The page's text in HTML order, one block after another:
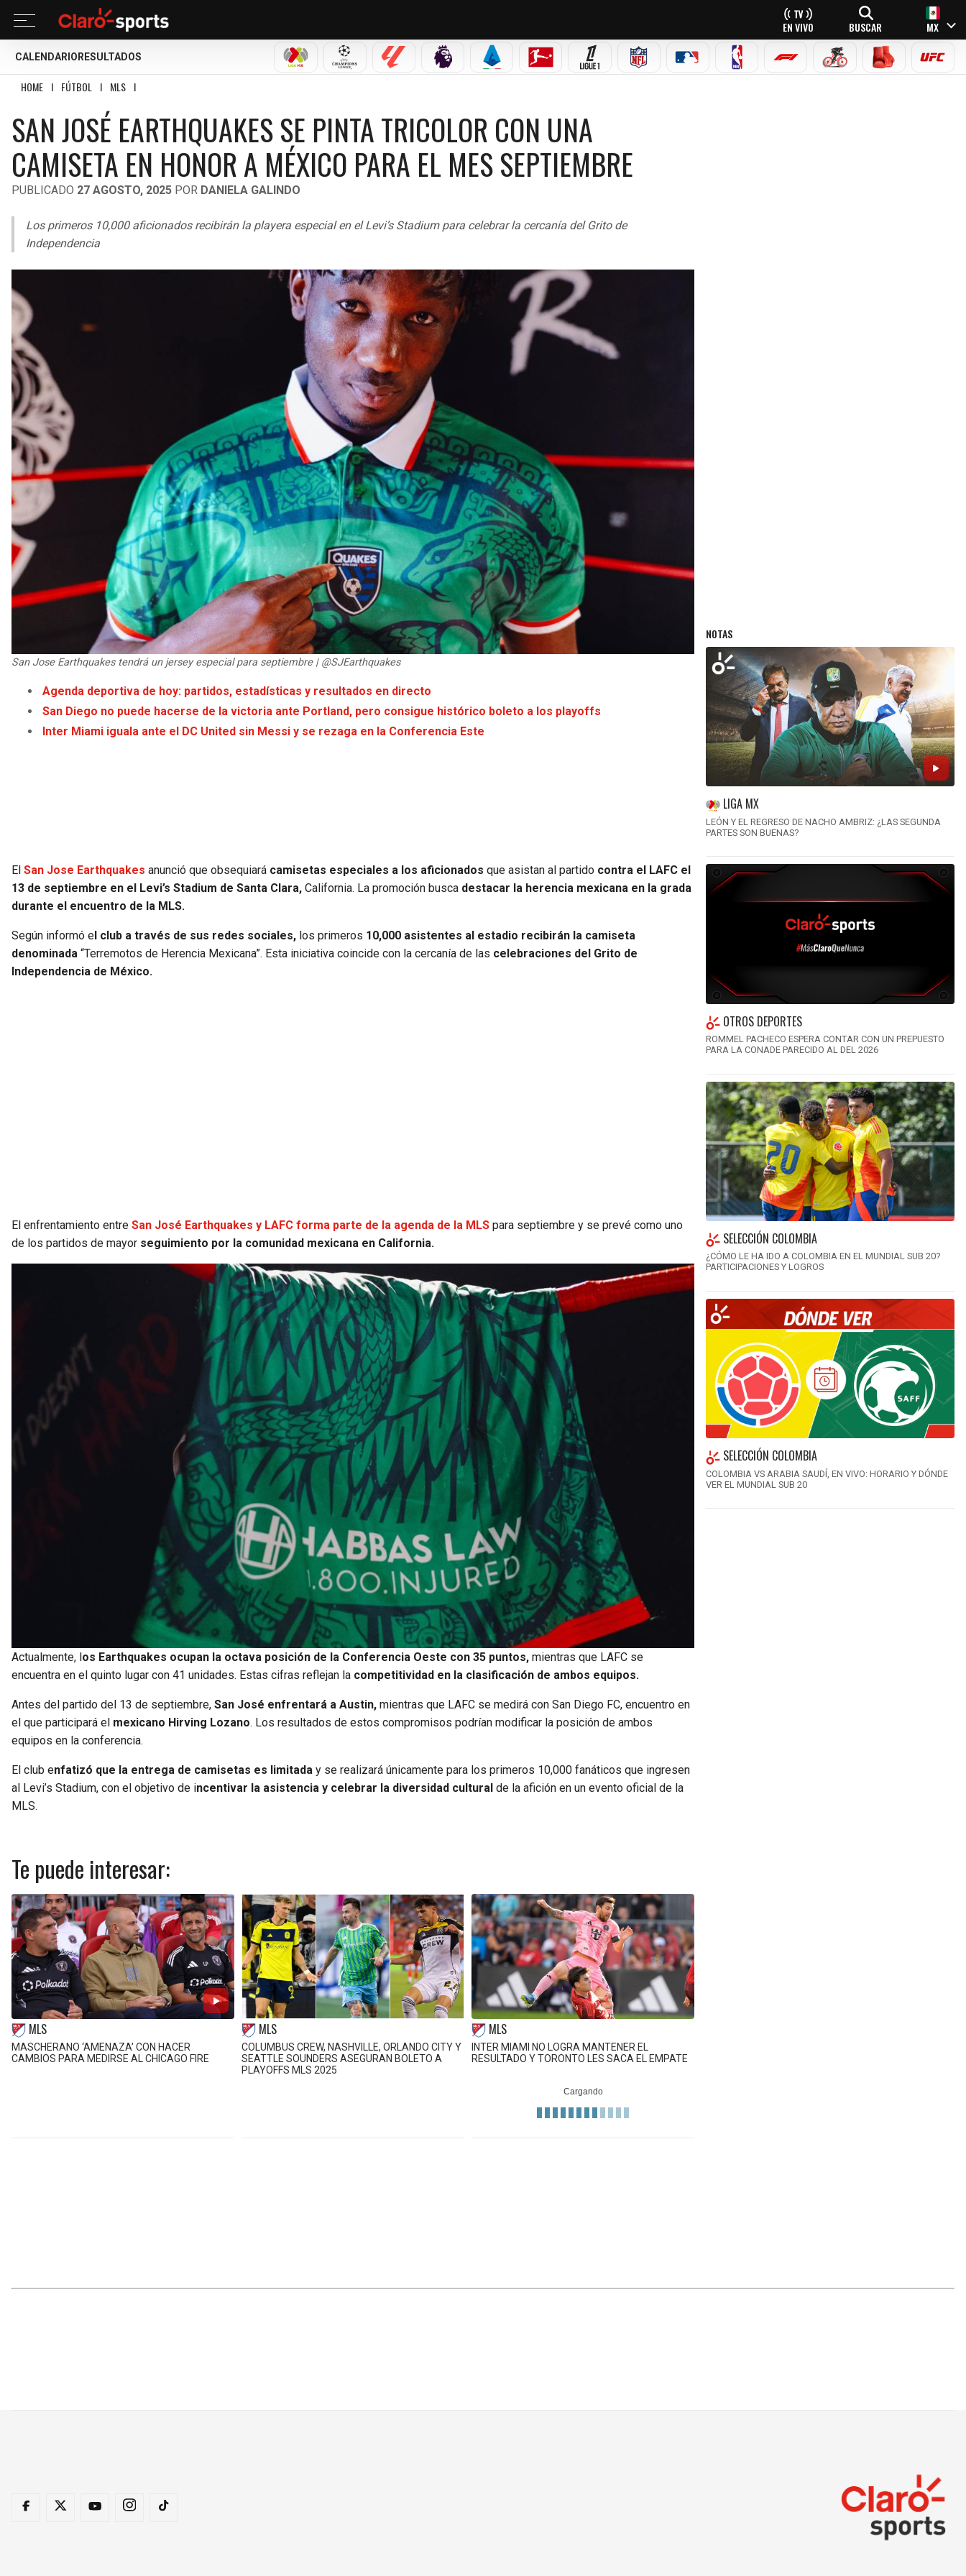
EN VIVO BUSCAR MX
CALENDARIO RESULTADOS
LIGA MX CHAMPIONS LEAGUE
LALIGA PREMIER LEAGUE
SERIE A BUNDESLIGALIGUE 1 NFL MLB NBA FÓRMULA 1CICLISMOBOXEO UFC
HOME I FÚTBOL I MLS I
SAN JOSÉ EARTHQUAKES SE PINTA TRICOLOR CON UNA
CAMISETA EN HONOR A MÉXICO PARA EL MES SEPTIEMBRE
PUBLICADO 27 AGOSTO, 2025 POR DANIELA GALINDO
Los primeros 10,000 aficionados recibirán la playera especial en el Levi’s Stadium para celebrar la cercanía del Grito de
Independencia
San Jose Earthquakes tendrá un jersey especial para septiembre | @SJEarthquakes
Agenda deportiva de hoy: partidos, estadísticas y resultados en directo
San Diego no puede hacerse de la victoria ante Portland, pero consigue histórico boleto a los playoffs
Inter Miami iguala ante el DC United sin Messi y se rezaga en la Conferencia Este
El San Jose Earthquakes anunció que obsequiará camisetas especiales a los aficionados que asistan al partido contra el LAFC el
13 de septiembre en el Levi’s Stadium de Santa Clara, California. La promoción busca destacar la herencia mexicana en la grada
durante el encuentro de la MLS.
Según informó el club a través de sus redes sociales, los primeros 10,000 asistentes al estadio recibirán la camiseta
denominada “Terremotos de Herencia Mexicana”. Esta iniciativa coincide con la cercanía de las celebraciones del Grito de
Independencia de México.
El enfrentamiento entre San José Earthquakes y LAFC forma parte de la agenda de la MLS para septiembre y se prevé como uno
de los partidos de mayor seguimiento por la comunidad mexicana en California.
Actualmente, los Earthquakes ocupan la octava posición de la Conferencia Oeste con 35 puntos, mientras que LAFC se
encuentra en el quinto lugar con 41 unidades. Estas cifras reflejan la competitividad en la clasificación de ambos equipos.
Antes del partido del 13 de septiembre, San José enfrentará a Austin, mientras que LAFC se medirá con San Diego FC, encuentro en
el que participará el mexicano Hirving Lozano. Los resultados de estos compromisos podrían modificar la posición de ambos
equipos en la conferencia.
El club enfatizó que la entrega de camisetas es limitada y se realizará únicamente para los primeros 10,000 fanáticos que ingresen
al Levi’s Stadium, con el objetivo de incentivar la asistencia y celebrar la diversidad cultural de la afición en un evento oficial de la
MLS.
Te puede interesar:
MLS
MASCHERANO ‘AMENAZA’ CON HACER
CAMBIOS PARA MEDIRSE AL CHICAGO FIRE
MLS
COLUMBUS CREW, NASHVILLE, ORLANDO CITY Y
SEATTLE SOUNDERS ASEGURAN BOLETO A
PLAYOFFS MLS 2025
MLS
INTER MIAMI NO LOGRA MANTENER EL
RESULTADO Y TORONTO LES SACA EL EMPATE
NOTAS
LIGA MX
LEÓN Y EL REGRESO DE NACHO AMBRIZ: ¿LAS SEGUNDA
PARTES SON BUENAS?
OTROS DEPORTES
ROMMEL PACHECO ESPERA CONTAR CON UN PREPUESTO
PARA LA CONADE PARECIDO AL DEL 2026
SELECCIÓN COLOMBIA
¿CÓMO LE HA IDO A COLOMBIA EN EL MUNDIAL SUB 20?
PARTICIPACIONES Y LOGROS
SELECCIÓN COLOMBIA
COLOMBIA VS ARABIA SAUDÍ, EN VIVO: HORARIO Y DÓNDE
VER EL MUNDIAL SUB 20